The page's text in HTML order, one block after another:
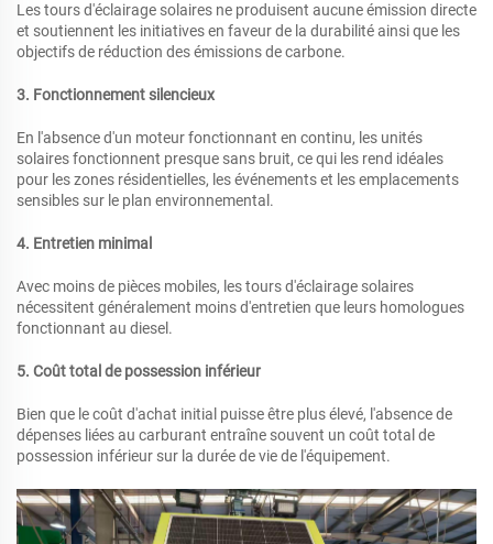
Les tours d'éclairage solaires ne produisent aucune émission directe
et soutiennent les initiatives en faveur de la durabilité ainsi que les
objectifs de réduction des émissions de carbone.
3. Fonctionnement silencieux
En l'absence d'un moteur fonctionnant en continu, les unités
solaires fonctionnent presque sans bruit, ce qui les rend idéales
pour les zones résidentielles, les événements et les emplacements
sensibles sur le plan environnemental.
4. Entretien minimal
Avec moins de pièces mobiles, les tours d'éclairage solaires
nécessitent généralement moins d'entretien que leurs homologues
fonctionnant au diesel.
5. Coût total de possession inférieur
Bien que le coût d'achat initial puisse être plus élevé, l'absence de
dépenses liées au carburant entraîne souvent un coût total de
possession inférieur sur la durée de vie de l'équipement.